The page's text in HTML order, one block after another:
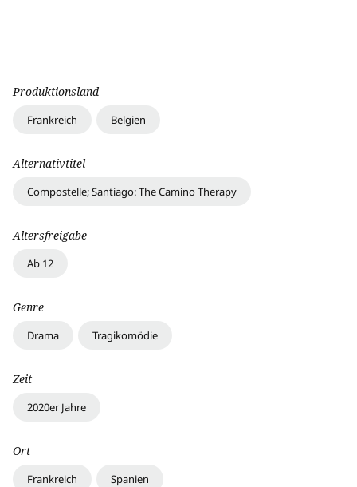
Produktionsland
Frankreich Belgien
Alternativtitel
Compostelle; Santiago: The Camino Therapy
Altersfreigabe
Ab 12
Genre
Drama Tragikomödie
Zeit
2020er Jahre
Ort
Frankreich Spanien